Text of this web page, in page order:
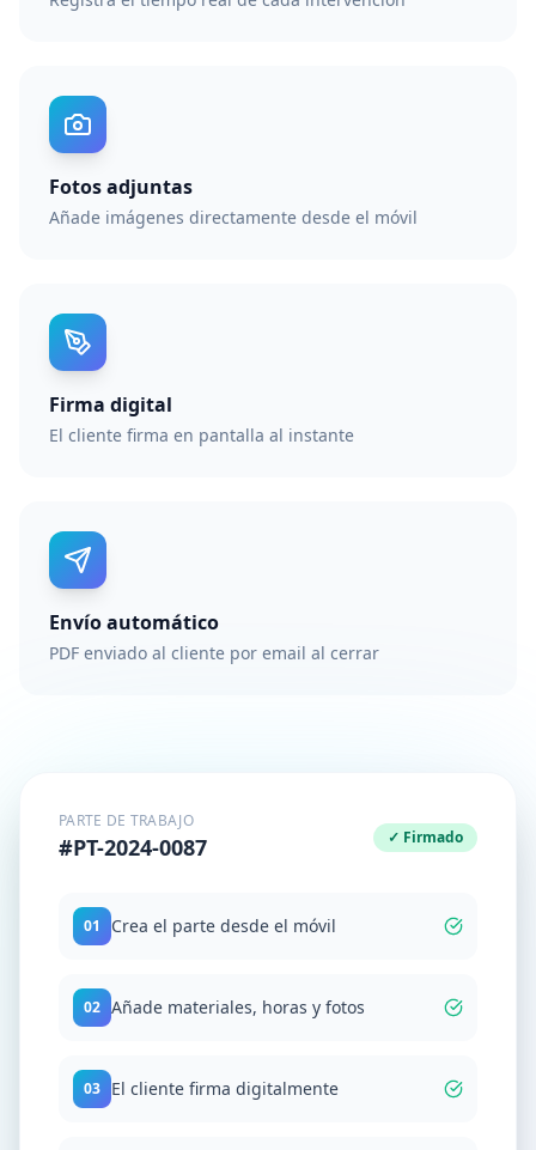
Fotos adjuntas
Añade imágenes directamente desde el móvil
Firma digital
El cliente firma en pantalla al instante
Envío automático
PDF enviado al cliente por email al cerrar
PARTE DE TRABAJO
#PT-2024-0087 ✓ Firmado
01 Crea el parte desde el móvil
02 Añade materiales, horas y fotos
03 El cliente firma digitalmente